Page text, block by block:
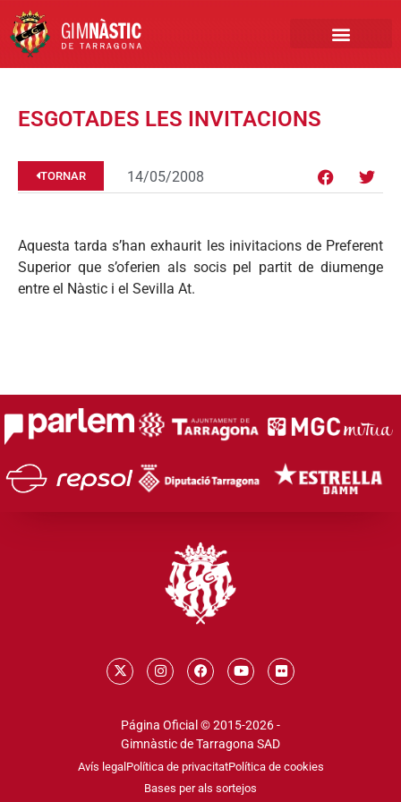
ESGOTADES LES INVITACIONS
TORNAR 14/05/2008
Aquesta tarda s’han exhaurit les inivitacions de Preferent
Superior que s’oferien als socis pel partit de diumenge
entre el Nàstic i el Sevilla At.
Página Oficial © 2015-2026 -
Gimnàstic de Tarragona SAD
Avís legal Política de privacitatPolítica de cookies
Bases per als sortejos